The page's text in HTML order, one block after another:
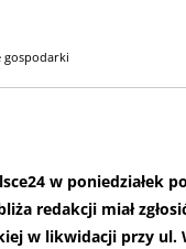
w poniedziałek
redakcji miał
w likwidacji przy ul.